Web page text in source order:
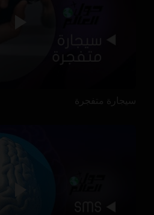
سيجارة متفجرة